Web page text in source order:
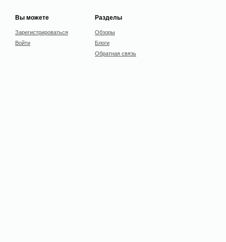
Вы можете
Зарегистрироваться
Войти
Разделы
Обзоры
Блоги
Обратная связь